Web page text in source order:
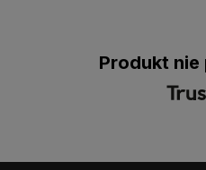
Produkt nie